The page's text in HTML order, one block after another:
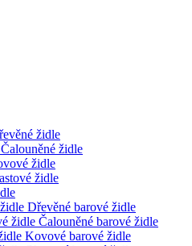
židle
Čalouněné židle
židle
židle
Dřevěné barové židle
Čalouněné barové židle
Kovové barové židle